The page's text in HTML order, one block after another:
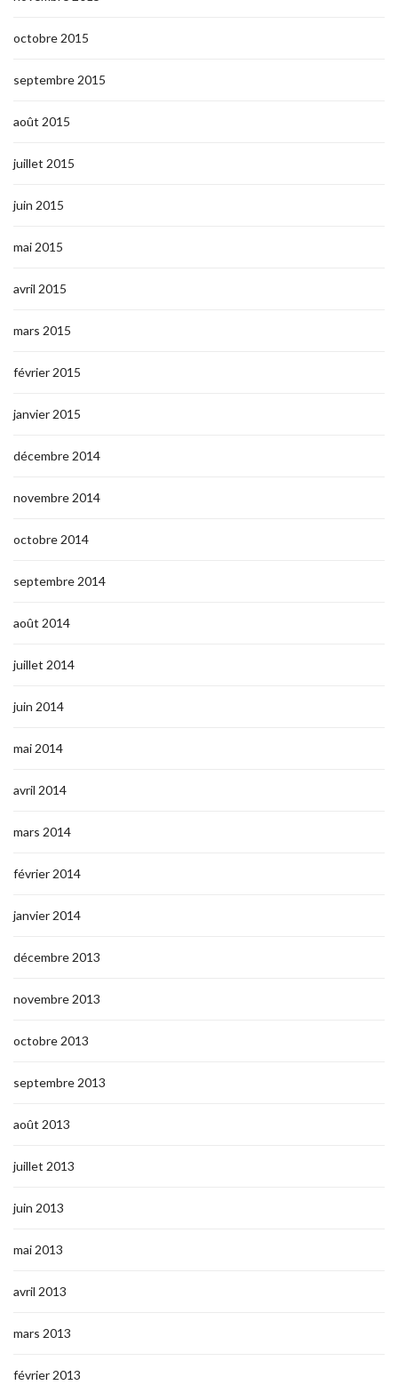
octobre 2015
septembre 2015
août 2015
juillet 2015
juin 2015
mai 2015
avril 2015
mars 2015
février 2015
janvier 2015
décembre 2014
novembre 2014
octobre 2014
septembre 2014
août 2014
juillet 2014
juin 2014
mai 2014
avril 2014
mars 2014
février 2014
janvier 2014
décembre 2013
novembre 2013
octobre 2013
septembre 2013
août 2013
juillet 2013
juin 2013
mai 2013
avril 2013
mars 2013
février 2013